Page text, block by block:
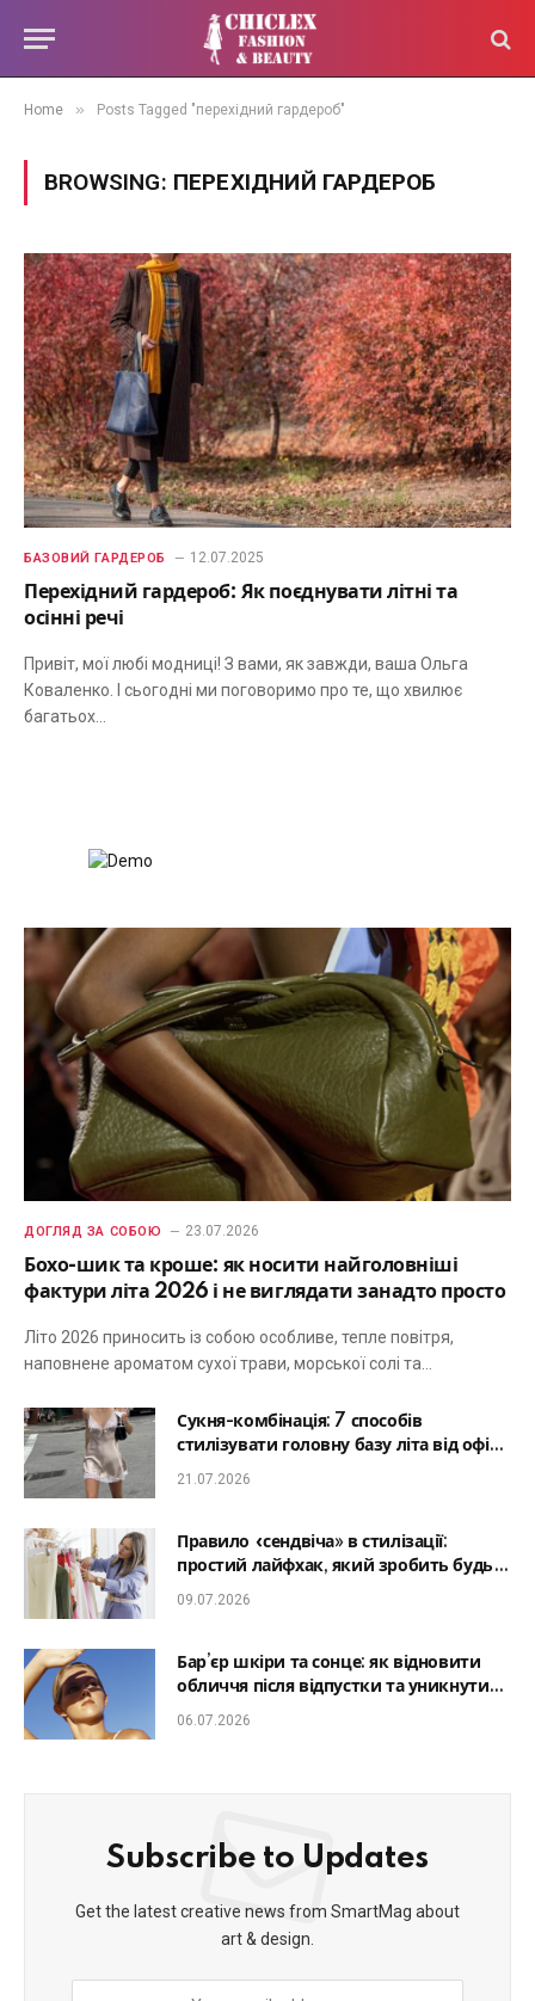
Home » Posts Tagged "перехідний гардероб"
BROWSING: ПЕРЕХІДНИЙ ГАРДЕРОБ
БАЗОВИЙ ГАРДЕРОБ 12.07.2025
Перехідний гардероб: Як поєднувати літні та
осінні речі
Привіт, мої любі модниці! З вами, як завжди, ваша Ольга
Коваленко. І сьогодні ми поговоримо про те, що хвилює
багатьох…
ДОГЛЯД ЗА СОБОЮ 23.07.2026
Бохо-шик та кроше: як носити найголовніші
фактури літа 2026 і не виглядати занадто просто
Літо 2026 приносить із собою особливе, тепле повітря,
наповнене ароматом сухої трави, морської солі та…
Сукня-комбінація: 7 способів
стилізувати головну базу літа від офісу
до романтичної вечері
21.07.2026
Правило «сендвіча» в стилізації:
простий лайфхак, який зробить будь-
який образ гармонійним
09.07.2026
Бар’єр шкіри та сонце: як відновити
обличчя після відпустки та уникнути
фотостаріння
06.07.2026
Subscribe to Updates
Get the latest creative news from SmartMag about
art & design.